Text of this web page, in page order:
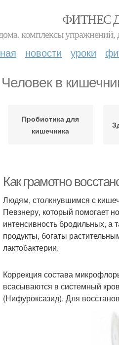
ФИТНЕС
комплексы упражнений,
новости уроки
Человек в
Пробиотика для
кишечника
Как грамотно
Людям, столкнувшимся с
Певзнеру, который помогает
интенсивность бродильных,
продукты, богаты
лактобактерии.
Коррекция состава
всасываются в системный
(Нифуроксазид). Для